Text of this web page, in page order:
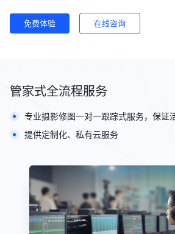
免费体验 在线咨询
管家式全流程服务
专业摄影修图一对一跟踪式服务，保证
提供定制化、私有云服务